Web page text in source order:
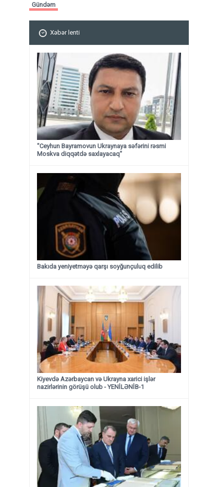
Gündəm
Xəbər lenti
"Ceyhun Bayramovun Ukraynaya səfərini rəsmi
Moskva diqqətdə saxlayacaq"
Bakıda yeniyetməyə qarşı soyğunçuluq edilib
Kiyevdə Azərbaycan və Ukrayna xarici işlər
nazirlərinin görüşü olub - YENİLƏNİB-1